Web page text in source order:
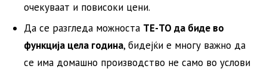
очекуваат и повисоки цени.
Да се разгледа можноста ТЕ-ТО да биде во
функција цела година, бидејќи е многу важно да
се има домашно производство не само во услови